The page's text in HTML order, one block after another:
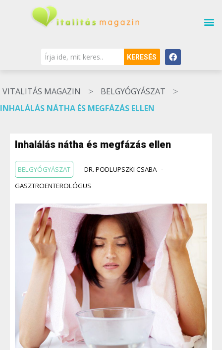
KERESÉS
VITALITÁS MAGAZIN > BELGYÓGYÁSZAT >
INHALÁLÁS NÁTHA ÉS MEGFÁZÁS ELLEN
Inhalálás nátha és megfázás ellen
BELGYÓGYÁSZAT
DR. PODLUPSZKI CSABA
GASZTROENTEROLÓGUS